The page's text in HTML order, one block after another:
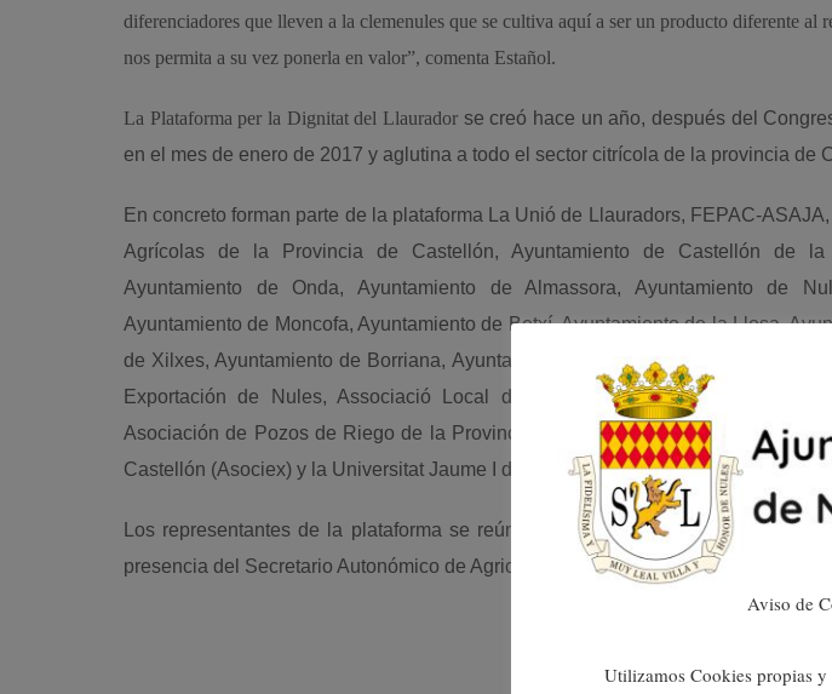
diferenciadores que lleven a la clemenules que se cultiva aquí a ser un producto diferente al
nos permita a su vez ponerla en valor”, comenta Estañol.
La Plataforma per la Dignitat del Llauradorse creó hace un año, después del
en el mes de enero de 2017 y aglutina a todo el sector citrícola de la provincia de
En concreto forman parte de la plataforma La Unió de Llauradors, FEPAC-
Agrícolas de la Provincia de Castellón, Ayuntamiento de Castellón de la
Ayuntamiento de Onda, Ayuntamiento de Almassora, Ayuntamiento de
Ayuntamiento de Moncofa, Ayuntamiento de Betxí, Ayuntamiento de la Llosa,
de Xilxes, Ayuntamiento de Borriana, Ayuntamiento de la Vall d’Uixó,
Exportación de Nules, Associació Local de Llauradors de Nules,
Asociación de Pozos de Riego de la Provincia de Castellón, Asociación de
Castellón (Asociex) y la Universitat Jaume I de Castellón.
Los representantes de la plataforma se reúnen asiduamente en Nules,
presencia del Secretario Autonómico de Agricultura de la Generalitat Valenciana.
Aviso de
Utilizamos Cookies propias